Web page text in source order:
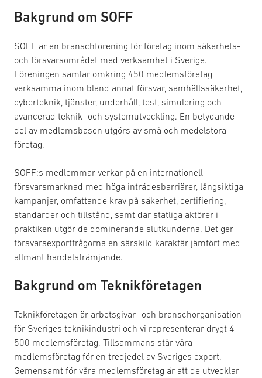
Bakgrund om SOFF
SOFF är en branschförening för företag inom säkerhets-
och försvarsområdet med verksamhet i Sverige.
Föreningen samlar omkring 450 medlemsföretag
verksamma inom bland annat försvar, samhällssäkerhet,
cyberteknik, tjänster, underhåll, test, simulering och
avancerad teknik- och systemutveckling. En betydande
del av medlemsbasen utgörs av små och medelstora
företag.
SOFF:s medlemmar verkar på en internationell
försvarsmarknad med höga inträdesbarriärer, långsiktiga
kampanjer, omfattande krav på säkerhet, certifiering,
standarder och tillstånd, samt där statliga aktörer i
praktiken utgör de dominerande slutkunderna. Det ger
försvarsexportfrågorna en särskild karaktär jämfört med
allmänt handelsfrämjande.
Bakgrund om Teknikföretagen
Teknikföretagen är arbetsgivar- och branschorganisation
för Sveriges teknikindustri och vi representerar drygt 4
500 medlemsföretag. Tillsammans står våra
medlemsföretag för en tredjedel av Sveriges export.
Gemensamt för våra medlemsföretag är att de utvecklar